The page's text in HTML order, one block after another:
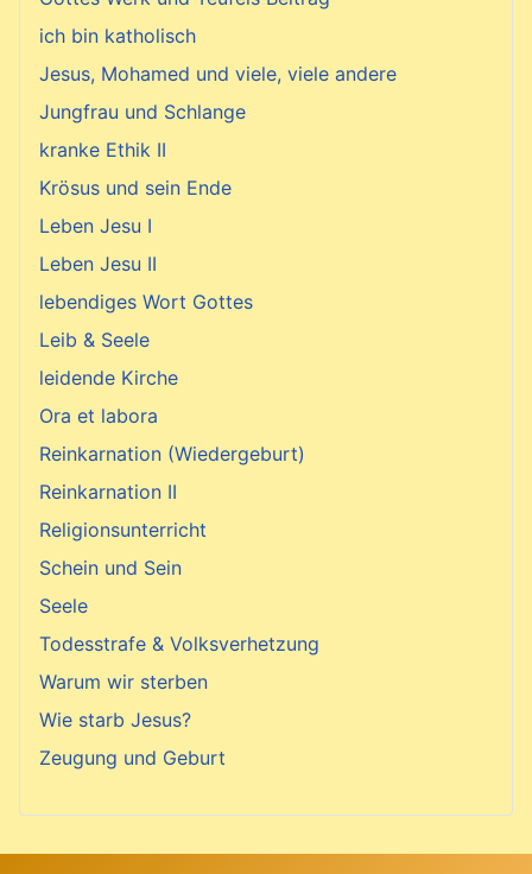
ich bin katholisch
Jesus, Mohamed und viele, viele andere
Jungfrau und Schlange
kranke Ethik II
Krösus und sein Ende
Leben Jesu I
Leben Jesu II
lebendiges Wort Gottes
Leib & Seele
leidende Kirche
Ora et labora
Reinkarnation (Wiedergeburt)
Reinkarnation II
Religionsunterricht
Schein und Sein
Seele
Todesstrafe & Volksverhetzung
Warum wir sterben
Wie starb Jesus?
Zeugung und Geburt